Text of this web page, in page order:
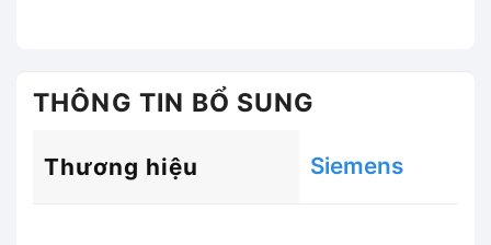
THÔNG TIN BỔ SUNG
Thương hiệu Siemens